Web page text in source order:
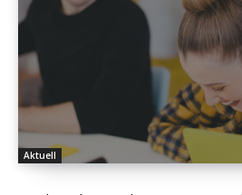
Aktuell